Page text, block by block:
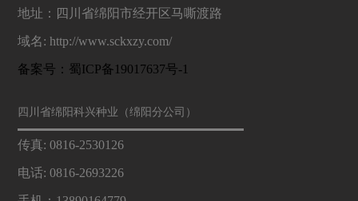
地址：四川省绵阳市经开区马嘶渡路
域名: http://www.sckxzy.com/
备案号：蜀ICP备19017637号-1
四川省绵阳科兴种业（绵阳分公司）
传真: 0816-2530126
电话: 0816-2693226